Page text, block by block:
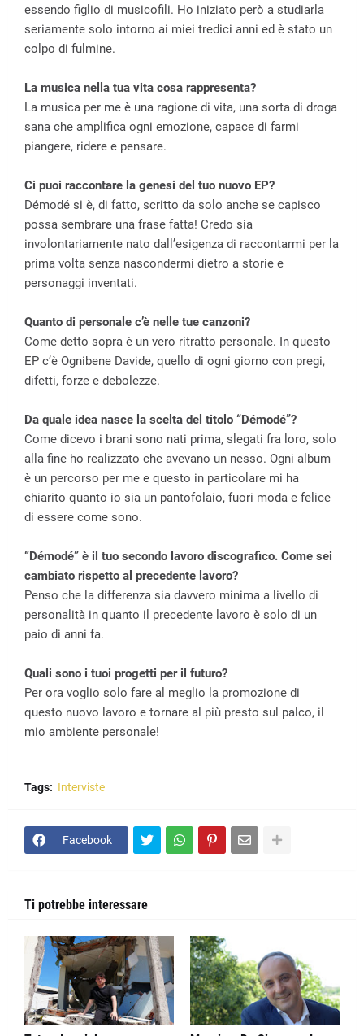
essendo figlio di musicofili. Ho iniziato però a studiarla
seriamente solo intorno ai miei tredici anni ed è stato un
colpo di fulmine.
La musica nella tua vita cosa rappresenta?
La musica per me è una ragione di vita, una sorta di droga
sana che amplifica ogni emozione, capace di farmi
piangere, ridere e pensare.
Ci puoi raccontare la genesi del tuo nuovo EP?
Démodé si è, di fatto, scritto da solo anche se capisco
possa sembrare una frase fatta! Credo sia
involontariamente nato dall’esigenza di raccontarmi per la
prima volta senza nascondermi dietro a storie e
personaggi inventati.
Quanto di personale c’è nelle tue canzoni?
Come detto sopra è un vero ritratto personale. In questo
EP c’è Ognibene Davide, quello di ogni giorno con pregi,
difetti, forze e debolezze.
Da quale idea nasce la scelta del titolo “Démodé”?
Come dicevo i brani sono nati prima, slegati fra loro, solo
alla fine ho realizzato che avevano un nesso. Ogni album
è un percorso per me e questo in particolare mi ha
chiarito quanto io sia un pantofolaio, fuori moda e felice
di essere come sono.
“Démodé” è il tuo secondo lavoro discografico. Come sei
cambiato rispetto al precedente lavoro?
Penso che la differenza sia davvero minima a livello di
personalità in quanto il precedente lavoro è solo di un
paio di anni fa.
Quali sono i tuoi progetti per il futuro?
Per ora voglio solo fare al meglio la promozione di
questo nuovo lavoro e tornare al più presto sul palco, il
mio ambiente personale!
Tags: Interviste
Facebook
Ti potrebbe interessare